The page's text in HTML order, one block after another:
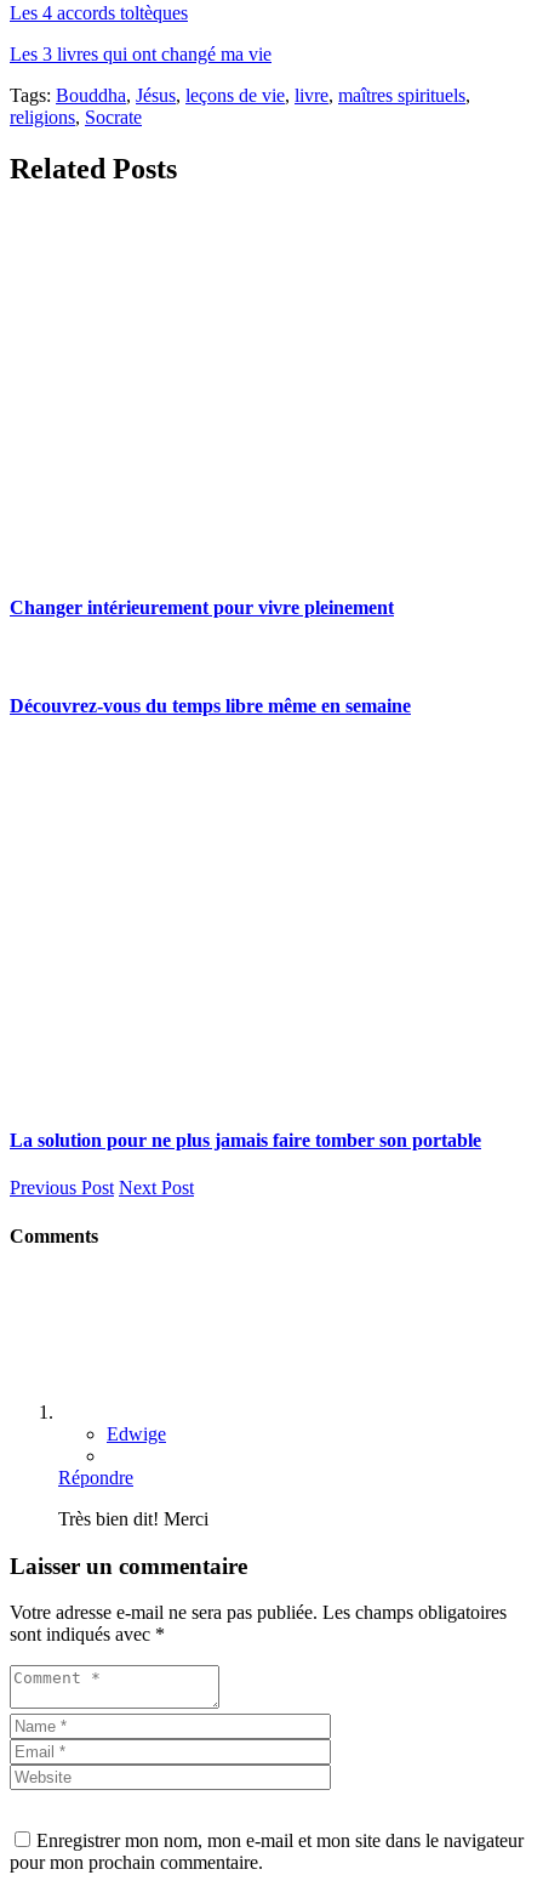
Les 4 accords toltèques
Les 3 livres qui ont changé ma vie
Tags: Bouddha, Jésus, leçons de vie, livre, maîtres spirituels,
religions, Socrate
Related Posts
Changer intérieurement pour vivre pleinement
Découvrez-vous du temps libre même en semaine
La solution pour ne plus jamais faire tomber son portable
Previous Post Next Post
Comments
Edwige
Répondre
Très bien dit! Merci
Laisser un commentaire
Votre adresse e-mail ne sera pas publiée. Les champs obligatoires
sont indiqués avec *
Enregistrer mon nom, mon e-mail et mon site dans le navigateur
pour mon prochain commentaire.